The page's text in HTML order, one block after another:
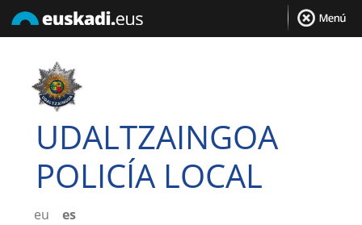
UDALTZAINGOA
POLICÍA LOCAL
eu es